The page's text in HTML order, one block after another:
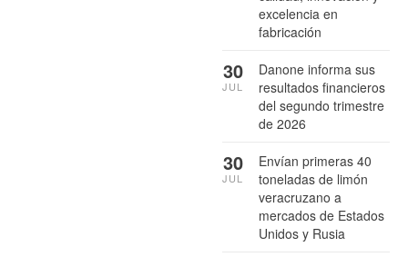
excelencia en
fabricación
Danone informa sus
resultados financieros
del segundo trimestre
de 2026
30
JUL
Envían primeras 40
toneladas de limón
veracruzano a
mercados de Estados
Unidos y Rusia
30
JUL